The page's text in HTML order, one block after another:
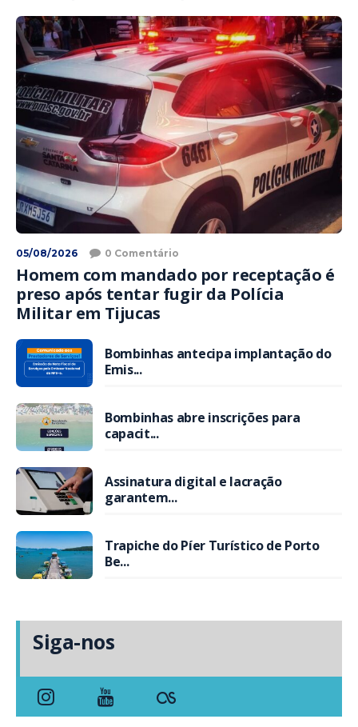
05/08/2026 0 Comentário
Homem com mandado por receptação é
preso após tentar fugir da Polícia
Militar em Tijucas
Bombinhas antecipa implantação do
Emis...
Bombinhas abre inscrições para
capacit...
Assinatura digital e lacração
garantem...
Trapiche do Píer Turístico de Porto
Be...
Siga-nos